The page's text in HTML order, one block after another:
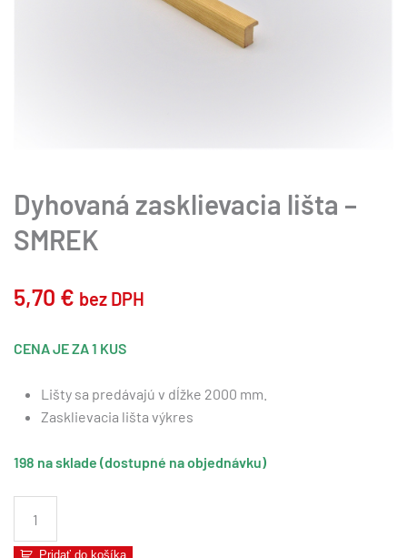
Dyhovaná zasklievacia lišta –
SMREK
5,70 € bez DPH
CENA JE ZA 1 KUS
Lišty sa predávajú v dĺžke 2000 mm.
Zasklievacia lišta výkres
198 na sklade (dostupné na objednávku)
Dyhovaná
zasklievacia
Pridať do košíka